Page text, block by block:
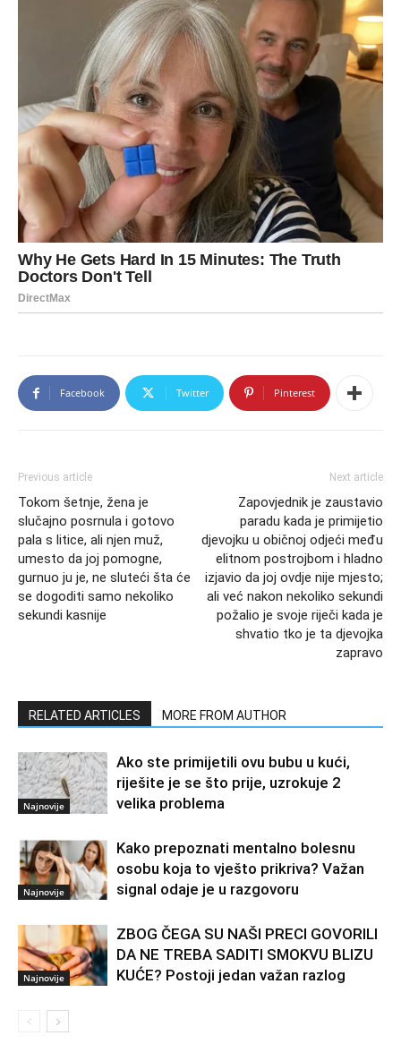
Facebook Twitter Pinterest
Previous article
Tokom šetnje, žena je
slučajno posrnula i gotovo
pala s litice, ali njen muž,
umesto da joj pomogne,
gurnuo ju je, ne sluteći šta će
se dogoditi samo nekoliko
sekundi kasnije
Next article
Zapovjednik je zaustavio
paradu kada je primijetio
djevojku u običnoj odjeći među
elitnom postrojbom i hladno
izjavio da joj ovdje nije mjesto;
ali već nakon nekoliko sekundi
požalio je svoje riječi kada je
shvatio tko je ta djevojka
zapravo
RELATED ARTICLES MORE FROM AUTHOR
Najnovije
Ako ste primijetili ovu bubu u kući,
riješite je se što prije, uzrokuje 2
velika problema
Najnovije
Kako prepoznati mentalno bolesnu
osobu koja to vješto prikriva? Važan
signal odaje je u razgovoru
Najnovije
ZBOG ČEGA SU NAŠI PRECI GOVORILI
DA NE TREBA SADITI SMOKVU BLIZU
KUĆE? Postoji jedan važan razlog